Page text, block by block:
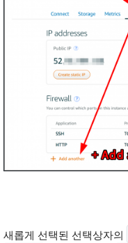
새롭게 선택된 선택상자의